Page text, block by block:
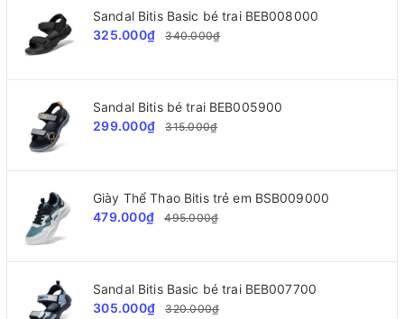
Sandal Bitis Basic bé trai BEB008000
325.000₫
340.000₫
Sandal Bitis bé trai BEB005900
299.000₫
315.000₫
Giày Thể Thao Bitis trẻ em BSB009000
479.000₫
495.000₫
Sandal Bitis Basic bé trai BEB007700
305.000₫
320.000₫